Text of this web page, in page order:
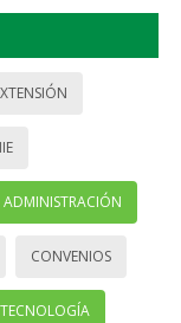
IIE
ADMINISTRACIÓN
CONVENIOS